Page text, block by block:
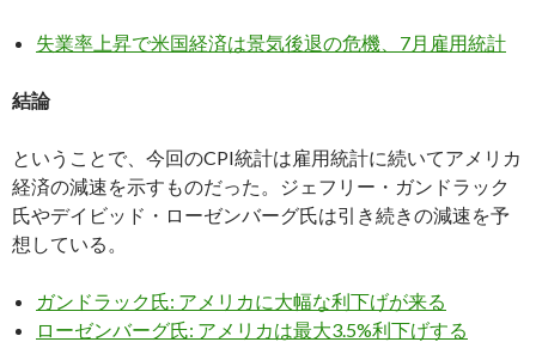
失業率上昇で米国経済は景気後退の危機、7月雇用統計
結論
ということで、今回のCPI統計は雇用統計に続いてアメリカ
経済の減速を示すものだった。ジェフリー・ガンドラック
氏やデイビッド・ローゼンバーグ氏は引き続きの減速を予
想している。
ガンドラック氏: アメリカに大幅な利下げが来る
ローゼンバーグ氏: アメリカは最大3.5%利下げする